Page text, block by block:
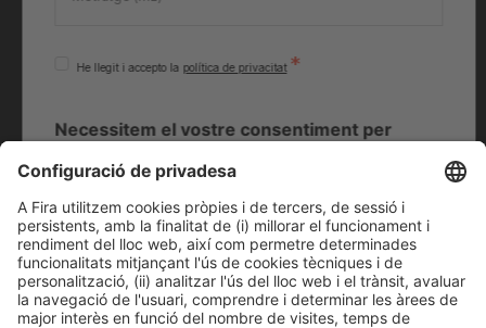
He llegit i accepto lapolítica de privacitat *
Necessitem el vostre consentiment per
reCAPTCHA per comprovar la informació
introduïda. Aquest servei pot recopilar dades
sobre la vostra activitat. Reviseu-ne els detalls
iaccepteuel servei per continuar.